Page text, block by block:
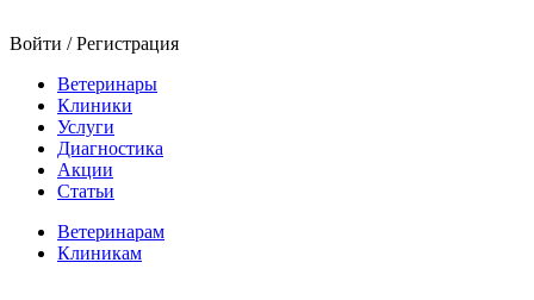
Войти / Регистрация
Ветеринары
Клиники
Услуги
Диагностика
Акции
Статьи
Ветеринарам
Клиникам